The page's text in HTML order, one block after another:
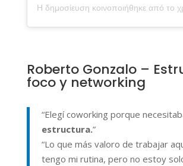
Roberto Gonzalo –
foco y networking
“Elegí coworking porque
estructura.”
“Lo que más valoro de trabajar
tengo mi rutina, pero no estoy